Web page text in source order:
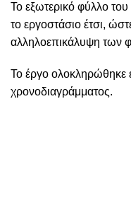
Το εξωτερικό φύλλο
το εργοστάσιο έτσι,
αλληλοεπικάλυψη των
Το έργο ολοκληρώθηκε
χρονοδιαγράμματος.